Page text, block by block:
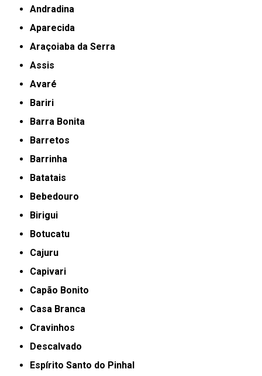
Andradina
Aparecida
Araçoiaba da Serra
Assis
Avaré
Bariri
Barra Bonita
Barretos
Barrinha
Batatais
Bebedouro
Birigui
Botucatu
Cajuru
Capivari
Capão Bonito
Casa Branca
Cravinhos
Descalvado
Espírito Santo do Pinhal